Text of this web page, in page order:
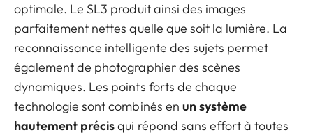
optimale. Le SL3 produit ainsi des images
parfaitement nettes quelle que soit la lumière. La
reconnaissance intelligente des sujets permet
également de photographier des scènes
dynamiques. Les points forts de chaque
technologie sont combinés en un système
hautement précisqui répond sans effort à toutes